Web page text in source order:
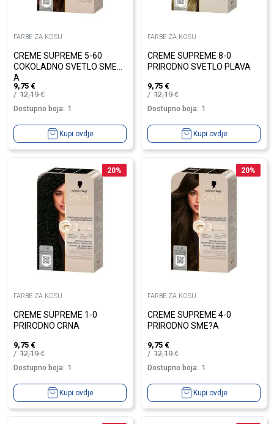
FARBE ZA KOSU
CREME SUPREME 5-60
COKOLADNO SVETLO SME?
A
9,75 €
12,19€
Dostupno boja: 1
Kupi ovdje
FARBE ZA KOSU
CREME SUPREME 8-0
PRIRODNO SVETLO PLAVA
9,75 €
12,19€
Dostupno boja: 1
Kupi ovdje
20%
FARBE ZA KOSU
CREME SUPREME 1-0
PRIRODNO CRNA
9,75 €
12,19€
Dostupno boja: 1
Kupi ovdje
20%
FARBE ZA KOSU
CREME SUPREME 4-0
PRIRODNO SME?A
9,75 €
12,19€
Dostupno boja: 1
Kupi ovdje